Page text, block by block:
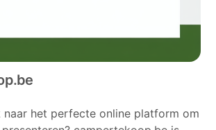
naar het perfecte online platform om